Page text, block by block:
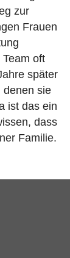
zur
Frauen
oft
später
denen sie
ist das ein
dass
Familie.